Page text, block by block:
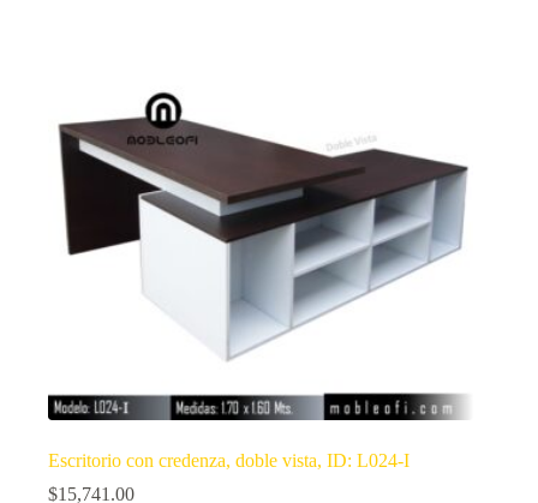
Escritorio con credenza, doble vista, ID: L024-I
$15,741.00